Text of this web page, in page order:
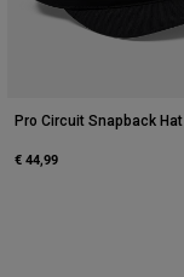
Pro Circuit Snapback Hat
€ 44,99